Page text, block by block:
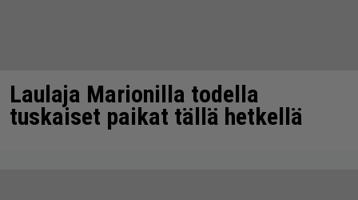
Laulaja Marionilla todella
tuskaiset paikat tällä hetkellä